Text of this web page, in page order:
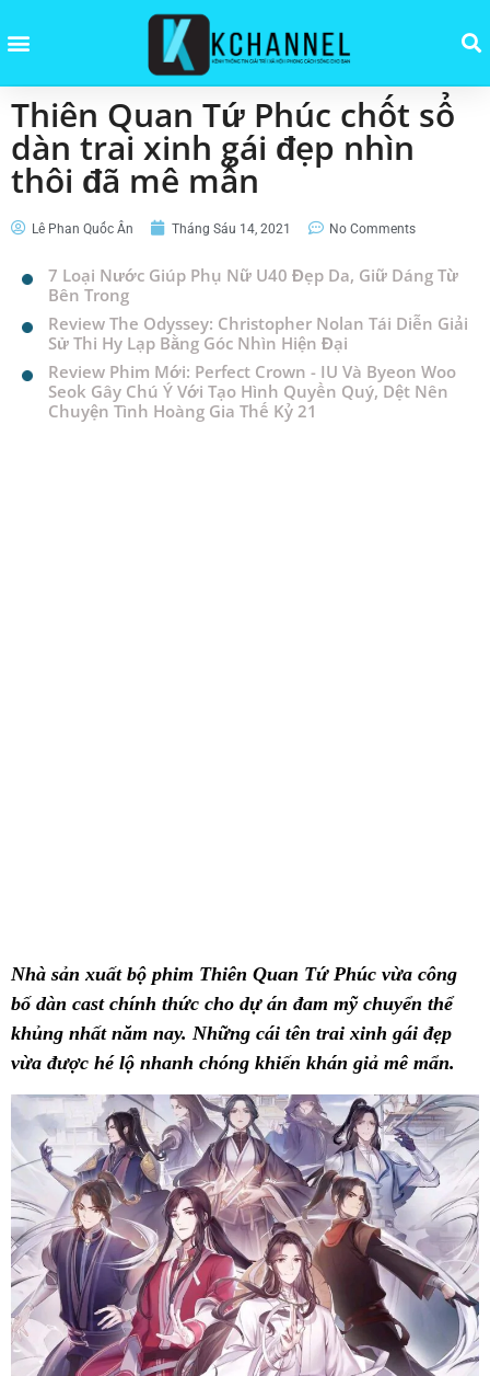
Thiên Quan Tứ Phúc chốt sổ
dàn trai xinh gái đẹp nhìn
thôi đã mê mẩn
Lê Phan Quốc Ân Tháng Sáu 14, 2021 No Comments
7 Loại Nước Giúp Phụ Nữ U40 Đẹp Da, Giữ Dáng Từ
Bên Trong
Review The Odyssey: Christopher Nolan Tái Diễn Giải
Sử Thi Hy Lạp Bằng Góc Nhìn Hiện Đại
Review Phim Mới: Perfect Crown - IU Và Byeon Woo
Seok Gây Chú Ý Với Tạo Hình Quyền Quý, Dệt Nên
Chuyện Tình Hoàng Gia Thế Kỷ 21
Nhà sản xuất bộ phim Thiên Quan Tứ Phúc vừa công
bố dàn cast chính thức cho dự án đam mỹ chuyển thể
khủng nhất năm nay. Những cái tên trai xinh gái đẹp
vừa được hé lộ nhanh chóng khiến khán giả mê mẩn.